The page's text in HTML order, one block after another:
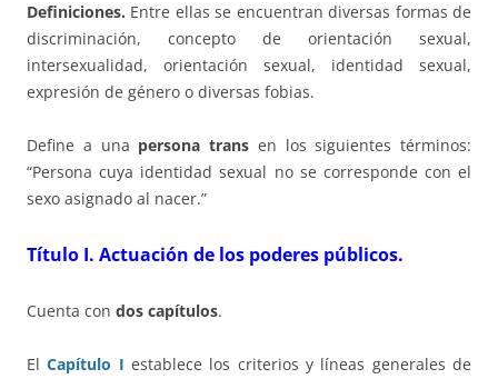
Definiciones. Entre ellas se encuentran diversas formas de
discriminación, concepto de orientación sexual,
intersexualidad, orientación sexual, identidad sexual,
expresión de género o diversas fobias.
Define a una persona trans en los siguientes términos:
“Persona cuya identidad sexual no se corresponde con el
sexo asignado al nacer.”
Título I. Actuación de los poderes públicos.
Cuenta con dos capítulos.
ElCapítulo I establece los criterios y líneas generales de